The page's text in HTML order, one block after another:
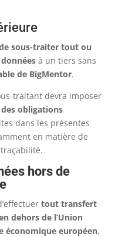
sous-traiter tout ou
à un tiers sans
de BigMentor.
traitant devra imposer
des obligations
dans les présentes
en matière de
hors de
tout transfert
dehors de l’Union
économique européen,